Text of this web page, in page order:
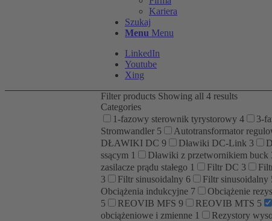
Kariera
Szukaj
Menu Menu
LinkedIn
Youtube
Xing
Filter products Showing all 4 results
Categories
1-fazowy sterownik tyrystorowy 4 3-
Stromwandler 5 Autotransformator
DŁAWIKI DC 9 Dławiki DC-Link 3
ssącym 1 Dławiki z przetwornikiem buck
zasilacze prądu stałego 1 Filtr DC 3
3
Filtr sinusoidalny 6 Filtr sinusoidalny
Obciążenia indukcyjne 7 Obciążenie
5
REOVIB MFS 9 REOVIB MTS 5
obciążeniowe i zmienne 1 Rezystory